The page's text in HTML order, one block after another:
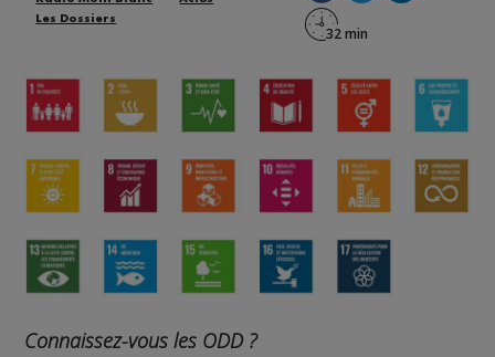
Les Dossiers
Connaissez-vous les ODD ?